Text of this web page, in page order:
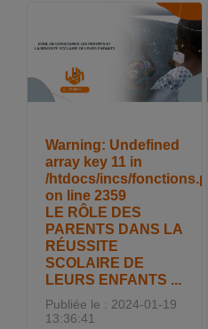
Warning: Undefined
array key 11 in
/htdocs/incs/
on line2359
LE RÔLE DES
PARENTS DANS LA
RÉUSSITE
SCOLAIRE DE
LEURS ENFANTS ...
Publiée le : 2024-01-19
13:36:41